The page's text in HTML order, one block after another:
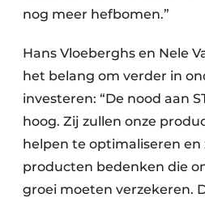
nog meer hefbomen.”
Hans Vloeberghs en Nele
het belang om verder in
investeren: “De nood aan
hoog. Zij zullen onze
helpen te optimaliseren en
producten bedenken die
groei moeten verzekeren.